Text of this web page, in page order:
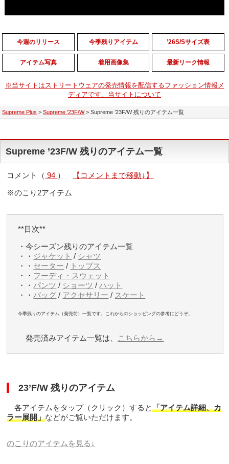
今週のリリース 今季残りアイテム ’26S/Sサイズ表
アイテム写真 着用画像集 最新リーク情報
※当サイトはストリートウェアの発売情報を配信するファッション情報メ
ディアです。当サイトについて
Supreme Plus >Supreme '23F/W>Supreme ’23F/W 残りのアイテム一覧
Supreme ’23F/W 残りのアイテム一覧
コメント（ 94 ）
【コメントまで移動↓】
※のこり2アイテム
**目次**
・今シーズン残りのアイテム一覧
・・ ジャケット / シャツ
・・ セーター / トップス
・・ フーディ・スウェット
・・ パンツ / ショーツ /ハット
・・バッグ / アクセサリー / スケート
今季残りのアイテム（発売前）一覧です。これからのショッピングの参考にどうぞ。
発売済みアイテム一覧は、 こちらから→
23’F/W 残りのアイテム
各アイテムをタップ（クリック）すると「アイテム詳細、カ
ラー展開」などがご覧いただけます。
のこりのアイテムを見る↓